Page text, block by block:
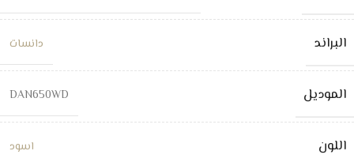
البراند دانسات
الموديل DAN650WD
اللون اسود